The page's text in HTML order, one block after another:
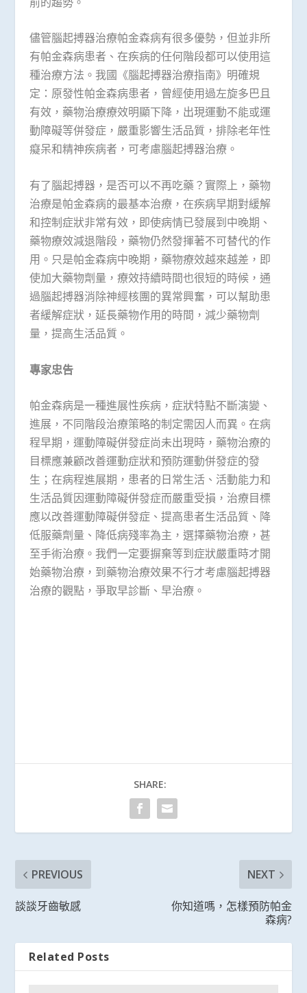
儘管腦起搏器治療帕金森病有很多優勢，但並非所
有帕金森病患者、在疾病的任何階段都可以使用這
種治療方法。我國《腦起搏器治療指南》明確規
定：原發性帕金森病患者，曾經使用過左旋多巴且
有效，藥物治療療效明顯下降，出現運動不能或運
動障礙等併發症，嚴重影響生活品質，排除老年性
癡呆和精神疾病者，可考慮腦起搏器治療。
有了腦起搏器，是否可以不再吃藥？實際上，藥物
治療是帕金森病的最基本治療，在疾病早期對緩解
和控制症狀非常有效，即使病情已發展到中晚期、
藥物療效減退階段，藥物仍然發揮著不可替代的作
用。只是帕金森病中晚期，藥物療效越來越差，即
使加大藥物劑量，療效持續時間也很短的時候，通
過腦起搏器消除神經核團的異常興奮，可以幫助患
者緩解症狀，延長藥物作用的時間，減少藥物劑
量，提高生活品質。
專家忠告
帕金森病是一種進展性疾病，症狀特點不斷演變、
進展，不同階段治療策略的制定需因人而異。在病
程早期，運動障礙併發症尚未出現時，藥物治療的
目標應兼顧改善運動症狀和預防運動併發症的發
生；在病程進展期，患者的日常生活、活動能力和
生活品質因運動障礙併發症而嚴重受損，治療目標
應以改善運動障礙併發症、提高患者生活品質、降
低服藥劑量、降低病殘率為主，選擇藥物治療，甚
至手術治療。我們一定要摒棄等到症狀嚴重時才開
始藥物治療，到藥物治療效果不行才考慮腦起搏器
治療的觀點，爭取早診斷、早治療。
SHARE:
PREVIOUS
談談牙齒敏感
NEXT
你知道嗎，怎樣預防帕金
森病?
Related Posts